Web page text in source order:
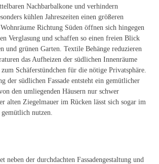
Nachbarbalkone und verhindern
kühlen Jahreszeiten einen größeren
Richtung Süden öffnen sich hingegen
Verglasung und schaffen so einen freien Blick
und grünen Garten. Textile Behänge reduzieren
das Aufheizen der südlichen Innenräume
zum Schäferstündchen für die nötige Privatsphäre.
der südlichen Fassade entsteht ein gemütlicher
den umliegenden Häusern nur schwer
alten Ziegelmauer im Rücken lässt sich sogar im
nutzen.
neben der durchdachten Fassadengestaltung und